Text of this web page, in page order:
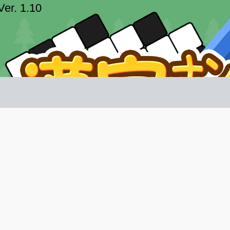
字ナンクロ1000！
トレ
ーム紹介 -同じ数字のマスに同じ漢字を当てはめるナンクロ
び方 -同じ数字のマスに同じ漢字を当てはめよう！手軽に遊べ